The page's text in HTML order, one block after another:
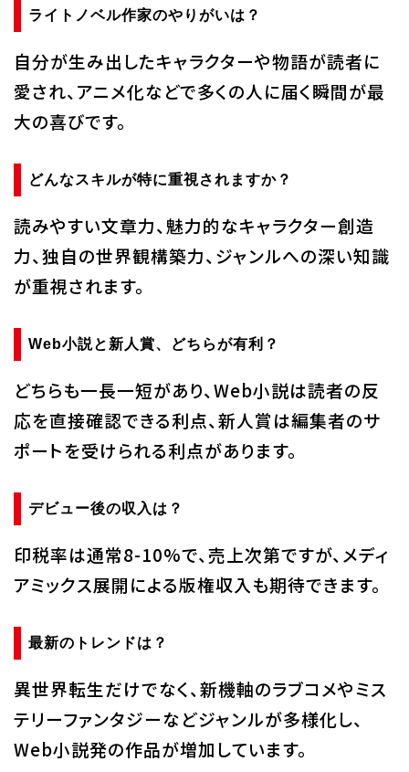
ライトノベル作家のやりがいは？
自分が生み出したキャラクターや物語が読者に
愛され、アニメ化などで多くの人に届く瞬間が最
大の喜びです。
どんなスキルが特に重視されますか？
読みやすい文章力、魅力的なキャラクター創造
力、独自の世界観構築力、ジャンルへの深い知識
が重視されます。
Web小説と新人賞、どちらが有利？
どちらも一長一短があり、Web小説は読者の反
応を直接確認できる利点、新人賞は編集者のサ
ポートを受けられる利点があります。
デビュー後の収入は？
印税率は通常8-10%で、売上次第ですが、メディ
アミックス展開による版権収入も期待できます。
最新のトレンドは？
異世界転生だけでなく、新機軸のラブコメやミス
テリーファンタジーなどジャンルが多様化し、
Web小説発の作品が増加しています。